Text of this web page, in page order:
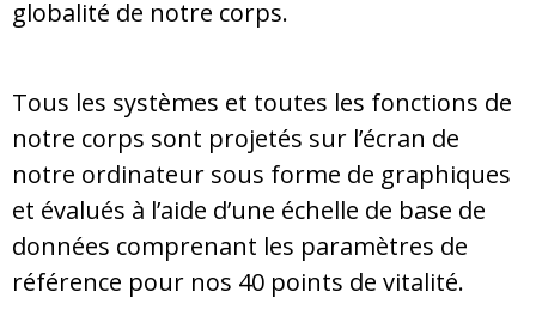
globalité de notre corps.
Tous les systèmes et toutes les fonctions de
notre corps sont projetés sur l’écran de
notre ordinateur sous forme de graphiques
et évalués à l’aide d’une échelle de base de
données comprenant les paramètres de
référence pour nos 40 points de vitalité.